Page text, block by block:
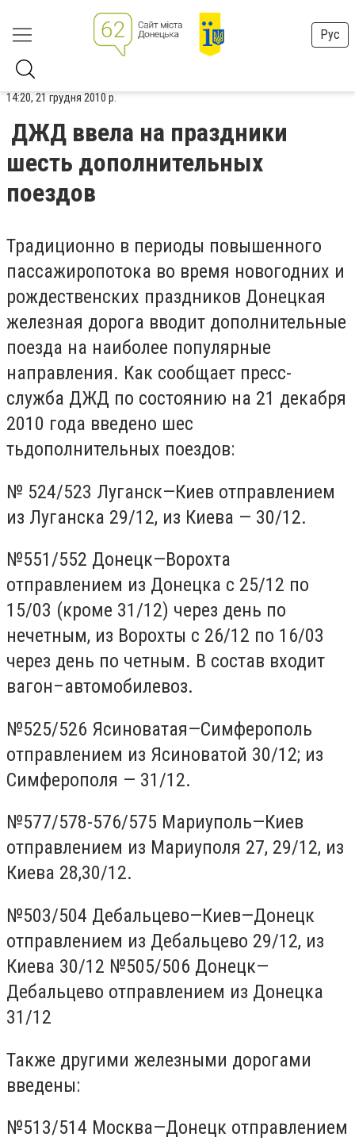
Рус
14:20, 21 грудня 2010 р.
ДЖД ввела на праздники
шесть дополнительных
поездов
Традиционно в периоды повышенного
пассажиропотока во время новогодних и
рождественских праздников Донецкая
железная дорога вводит дополнительные
поезда на наиболее популярные
направления. Как сообщает пресс-
служба ДЖД по состоянию на 21 декабря
2010 года введено шес
тьдополнительных поездов:
№ 524/523 Луганск—Киев отправлением
из Луганска 29/12, из Киева — 30/12.
№551/552 Донецк—Ворохта
отправлением из Донецка с 25/12 по
15/03 (кроме 31/12) через день по
нечетным, из Ворохты с 26/12 по 16/03
через день по четным. В состав входит
вагон–автомобилевоз.
№525/526 Ясиноватая—Симферополь
отправлением из Ясиноватой 30/12; из
Симферополя — 31/12.
№577/578-576/575 Мариуполь—Киев
отправлением из Мариуполя 27, 29/12, из
Киева 28,30/12.
№503/504 Дебальцево—Киев—Донецк
отправлением из Дебальцево 29/12, из
Киева 30/12 №505/506 Донецк—
Дебальцево отправлением из Донецка
31/12
Также другими железными дорогами
введены:
№513/514 Москва—Донецк отправлением